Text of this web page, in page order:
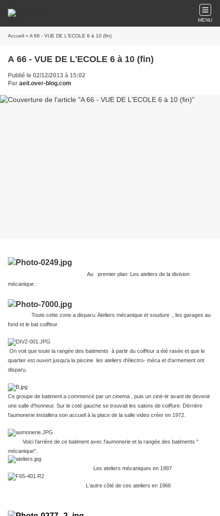
MENU
Accueil » A 66 - VUE DE L'ECOLE 6 à 10 (fin)
A 66 - VUE DE L'ECOLE 6 à 10 (fin)
Publié le 02/12/2013 à 15:02
Par aeit.over-blog.com
Au premier plan: Les ateliers de la division
mécanique :
Toute cette zone a disparu: Ateliers mécanique et soudure ., les garages au
fond et le bat coiffeur
On voit que toute la rangée des batiments à partir du coiffeur a été rasée et que le
quartier est ouvert jusqu'a la piscine les ateliers d'électro- méca et d'armement ont
disparu.
Ce groupe de batiment a commencé par un cinema , puis un ciné-tir avant de devenir
une salle d'honneur. Sur le coté gauche se trouvait les salons de coiffure. Dérrière
l'aumonerie installera son accueil à la place de la salle video créer en 1972.
Voici l'arrière de ce batiment avec l'aumonerie et la rangée des batiments "
mécanique".
Les ateliers mécaniques en 1997
L'autre côté de ces ateliers en 1966